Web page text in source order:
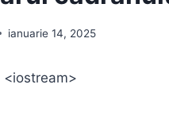
ianuarie 14, 2025